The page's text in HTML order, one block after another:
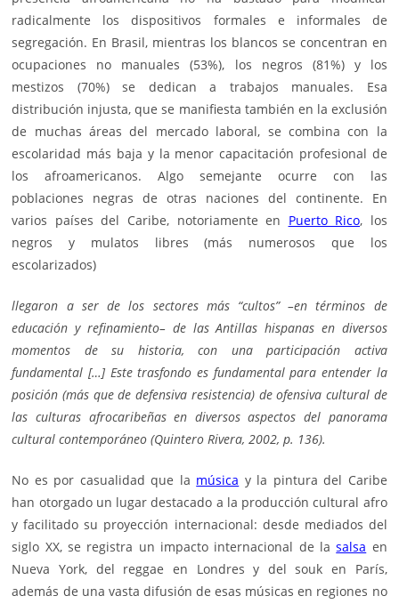
radicalmente los dispositivos formales e informales de
segregación. En Brasil, mientras los blancos se concentran en
ocupaciones no manuales (53%), los negros (81%) y los
mestizos (70%) se dedican a trabajos manuales. Esa
distribución injusta, que se manifiesta también en la exclusión
de muchas áreas del mercado laboral, se combina con la
escolaridad más baja y la menor capacitación profesional de
los afroamericanos. Algo semejante ocurre con las
poblaciones negras de otras naciones del continente. En
varios países del Caribe, notoriamente en Puerto Rico, los
negros y mulatos libres (más numerosos que los
escolarizados)
llegaron a ser de los sectores más “cultos” –en términos de
educación y refinamiento– de las Antillas hispanas en diversos
momentos de su historia, con una participación activa
fundamental […] Este trasfondo es fundamental para entender la
posición (más que de defensiva resistencia) de ofensiva cultural de
las culturas afrocaribeñas en diversos aspectos del panorama
cultural contemporáneo (Quintero Rivera, 2002, p. 136).
No es por casualidad que la música y la pintura del Caribe
han otorgado un lugar destacado a la producción cultural afro
y facilitado su proyección internacional: desde mediados del
siglo XX, se registra un impacto internacional de lasalsa en
Nueva York, del reggae en Londres y del souk en París,
además de una vasta difusión de esas músicas en regiones no